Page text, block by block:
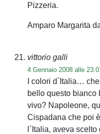
Pizzeria.
Amparo Margarita
vittorio galli
4 Gennaio 2008 alle
I colori d`Italia…
bello questo bianco
vivo? Napoleone,
Cispadana che poi
l`Italia, aveva